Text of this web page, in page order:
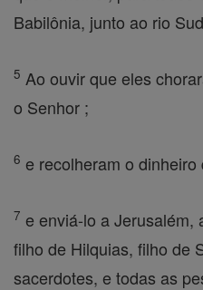
Babilônia, junto ao rio
5 Ao ouvir que eles
o Senhor ;
6 e recolheram o
7 e enviá-lo a Jerusalém,
filho de Hilquias, filho de
sacerdotes, e todas as